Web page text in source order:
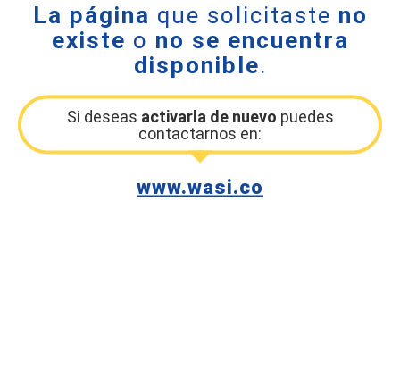
La página que solicitaste no
existe o no se encuentra
disponible.
Si deseas activarla de nuevo puedes
contactarnos en:
www.wasi.co